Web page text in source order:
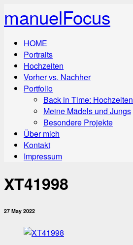
manuelFocus
HOME
Portraits
Hochzeiten
Vorher vs. Nachher
Portfolio
Back in Time: Hochzeiten
Meine Mädels und Jungs
Besondere Projekte
Über mich
Kontakt
Impressum
XT41998
27 May 2022